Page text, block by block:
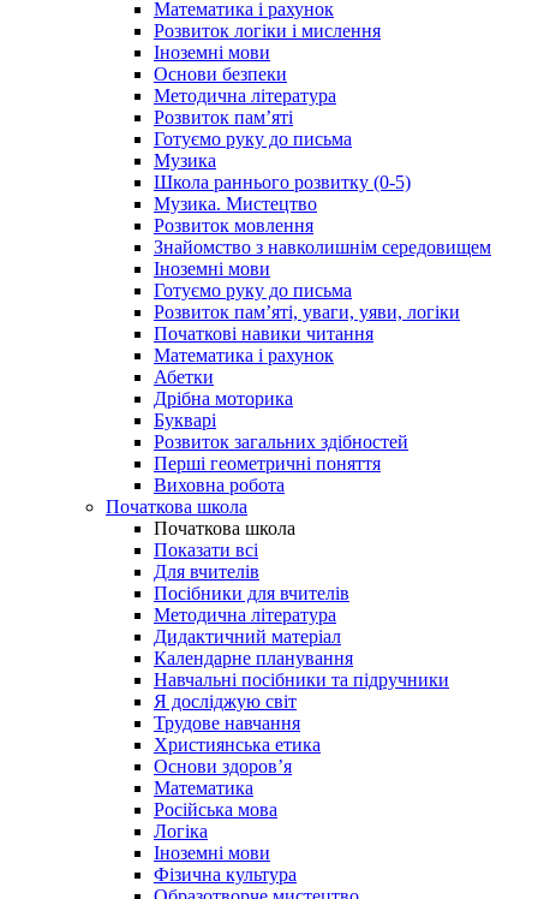
Математика і рахунок
Розвиток логіки і мислення
Іноземні мови
Основи безпеки
Методична література
Розвиток пам’яті
Готуємо руку до письма
Музика
Школа раннього розвитку (0-5)
Музика. Мистецтво
Розвиток мовлення
Знайомство з навколишнім середовищем
Іноземні мови
Готуємо руку до письма
Розвиток пам’яті, уваги, уяви, логіки
Початкові навики читання
Математика і рахунок
Абетки
Дрібна моторика
Букварі
Розвиток загальних здібностей
Перші геометричні поняття
Виховна робота
Початкова школа
Початкова школа
Показати всі
Для вчителів
Посібники для вчителів
Методична література
Дидактичний матеріал
Календарне планування
Навчальні посібники та підручники
Я досліджую світ
Трудове навчання
Християнська етика
Основи здоров’я
Математика
Російська мова
Логіка
Іноземні мови
Фізична культура